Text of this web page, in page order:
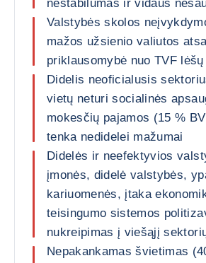
nestabilumas ir vidaus
Valstybės skolos
mažos užsienio valiutos
priklausomybė nuo TVF lėšų
Didelis neoficialusis
vietų neturi socialinės
mokesčių pajamos (15 %
tenka nedidelei mažumai
Didelės ir neefektyvios
įmonės, didelė valstybės,
kariuomenės, įtaka
teisingumo sistemos
nukreipimas į viešąjį
Nepakankamas švietimas